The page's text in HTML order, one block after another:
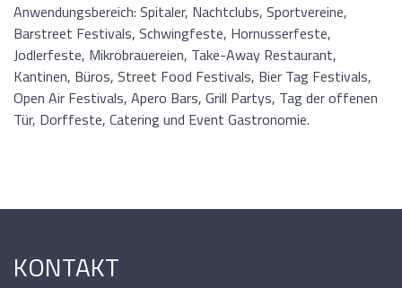
Anwendungsbereich: Spitaler, Nachtclubs, Sportvereine,
Barstreet Festivals, Schwingfeste, Hornusserfeste,
Jodlerfeste, Mikrobrauereien, Take-Away Restaurant,
Kantinen, Büros, Street Food Festivals, Bier Tag Festivals,
Open Air Festivals, Apero Bars, Grill Partys, Tag der offenen
Tür, Dorffeste, Catering und Event Gastronomie.
KONTAKT